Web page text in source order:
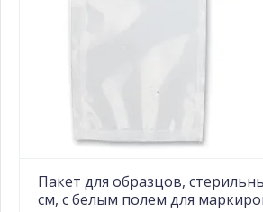
Пакет для образцов,
см, с белым полем для